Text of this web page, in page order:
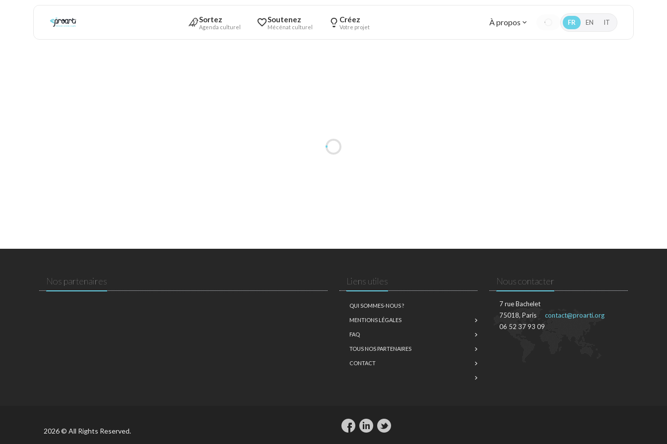
Sortez
Agenda culturel
Soutenez
Mécénat culturel
Créez
Votre projet À propos FR EN IT
Nos partenaires Liens utiles
QUI SOMMES-NOUS ?
MENTIONS LÉGALES
FAQ
TOUS NOS PARTENAIRES
CONTACT
Nous contacter
7 rue Bachelet
75018, Paris
06 52 37 93 09
contact@proarti.org
2026 © All Rights Reserved.